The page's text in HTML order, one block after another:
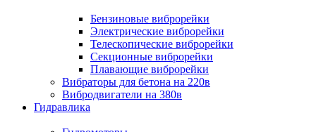
Бензиновые виброрейки
Электрические виброрейки
Телескопические виброрейки
Секционные виброрейки
Плавающие виброрейки
Вибраторы для бетона на 220в
Вибродвигатели на 380в
Гидравлика